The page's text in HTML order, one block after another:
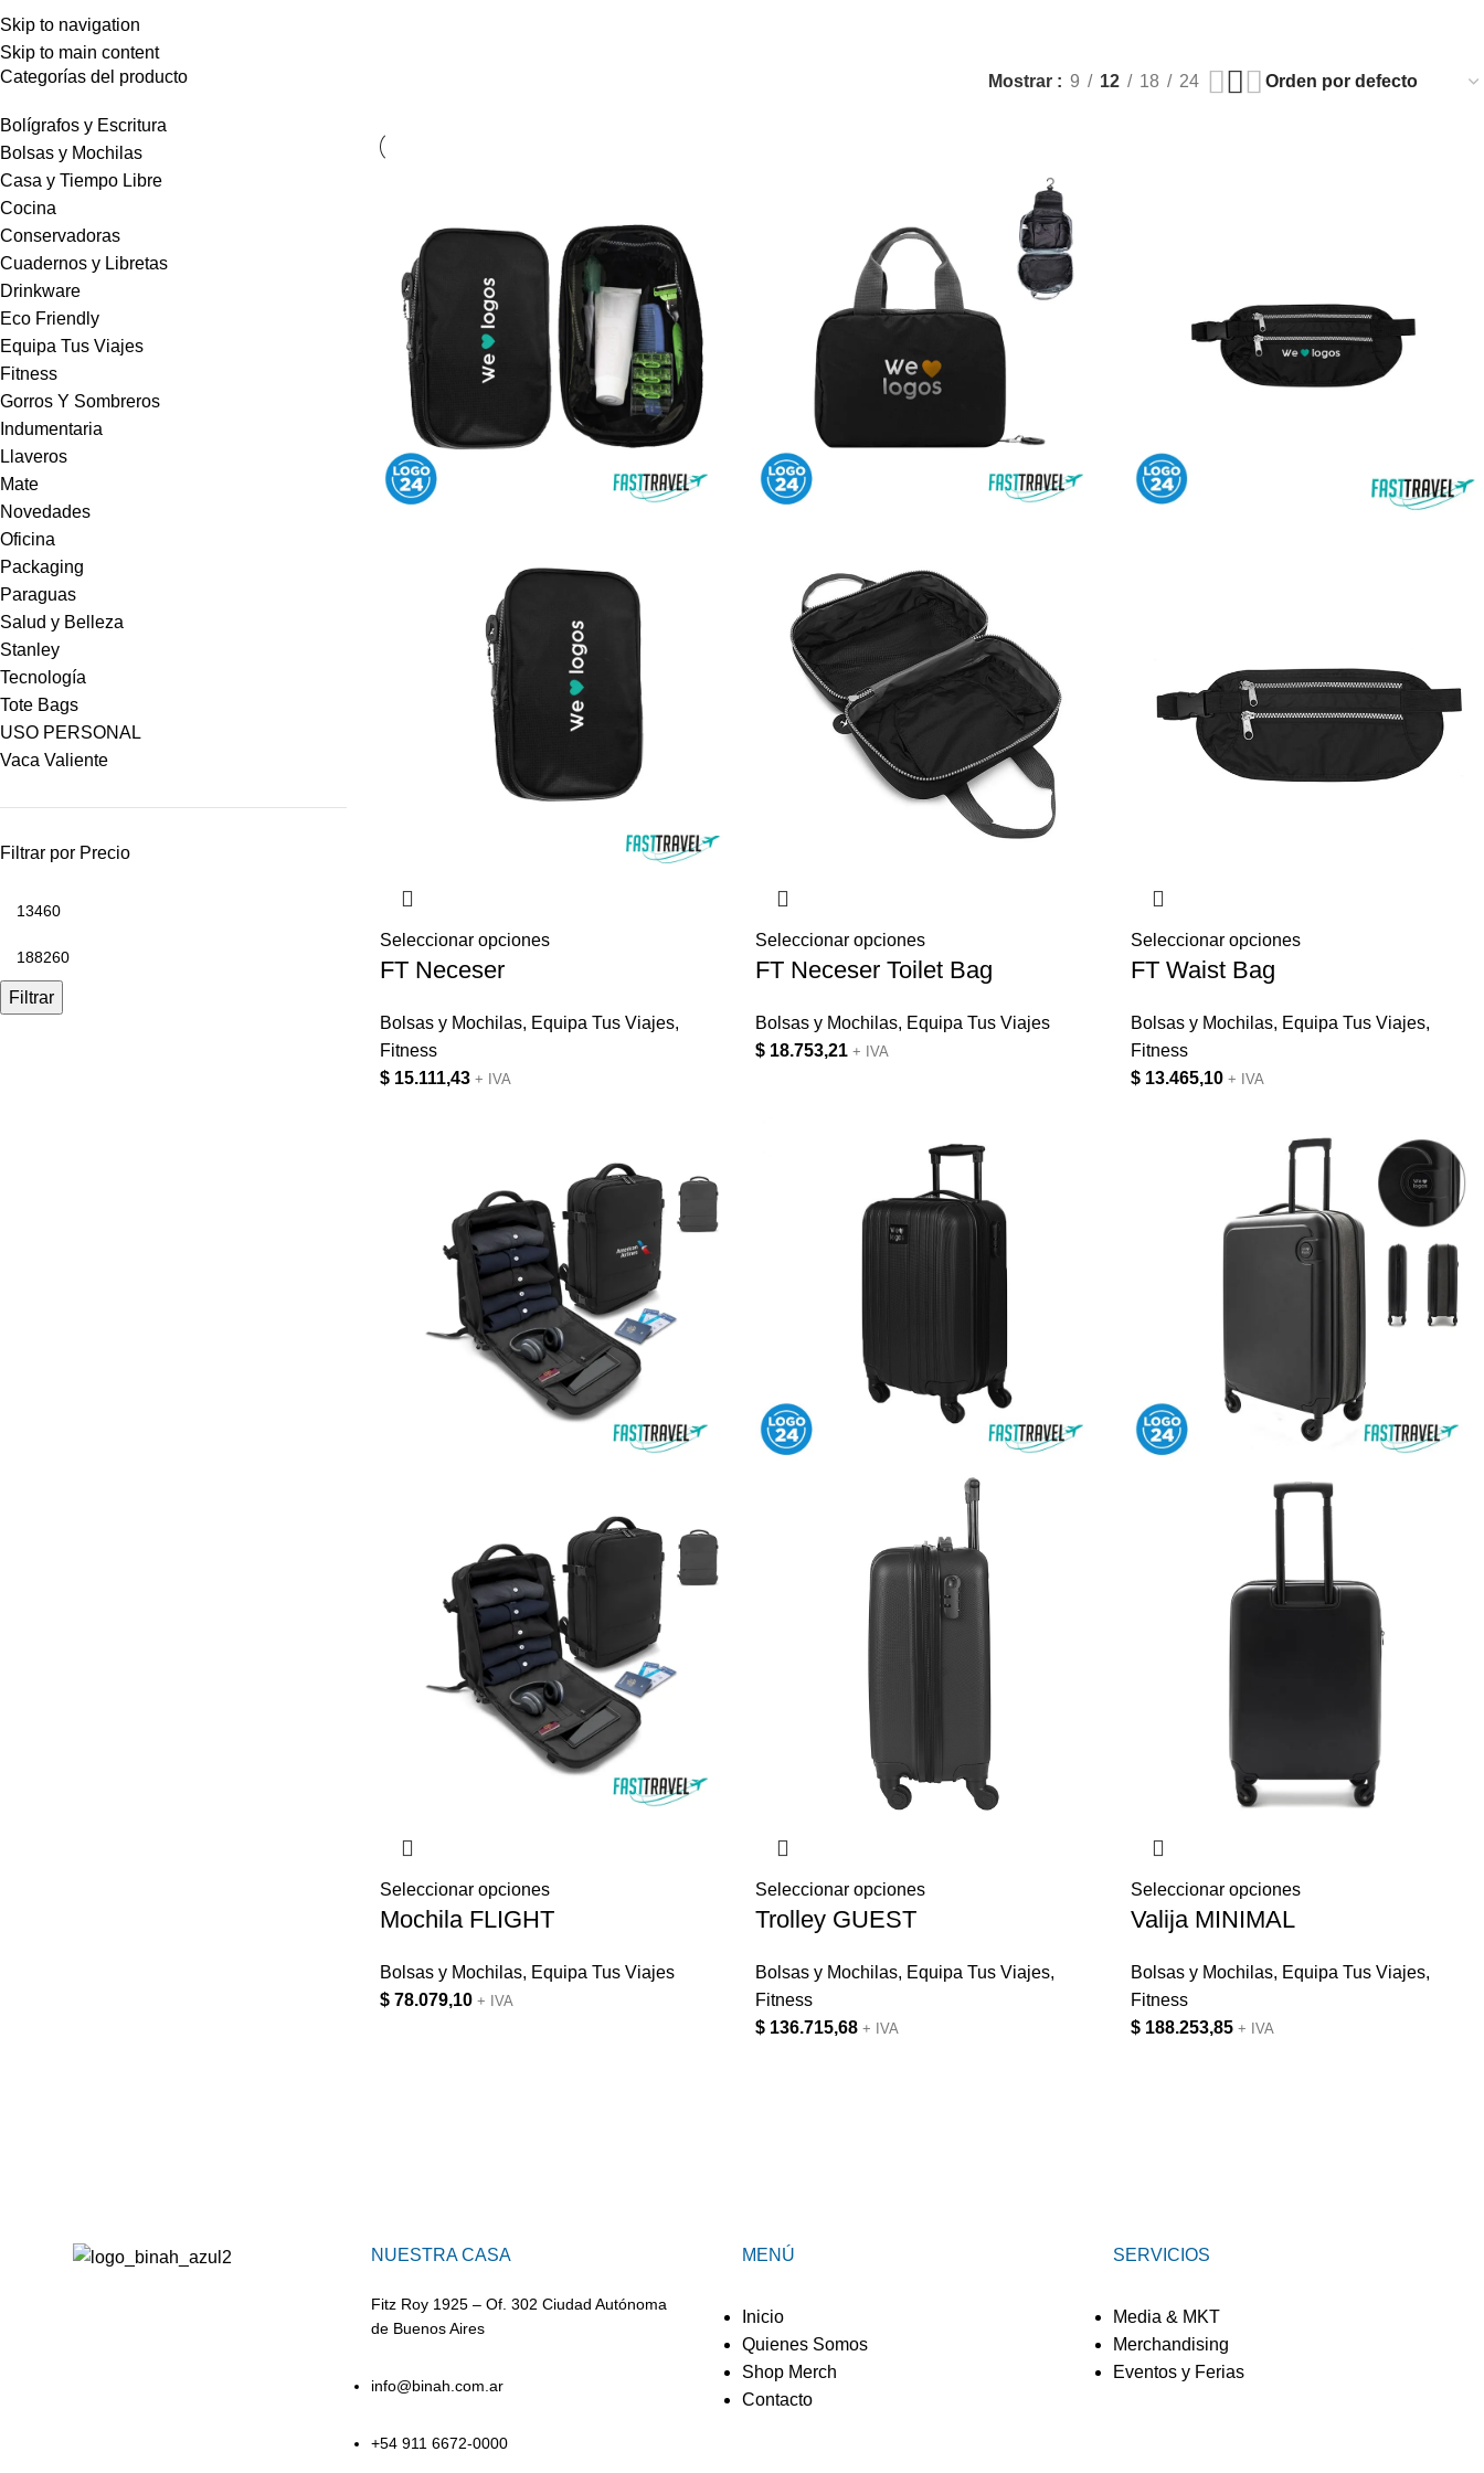
Skip to navigation
Skip to main content
Fasttravel
Categorías del producto
Bolígrafos y Escritura
Bolsas y Mochilas
Casa y Tiempo Libre
Cocina
Conservadoras
Cuadernos y Libretas
Drinkware
Eco Friendly
Equipa Tus Viajes
Fitness
Gorros Y Sombreros
Indumentaria
Llaveros
Mate
Novedades
Oficina
Packaging
Paraguas
Salud y Belleza
Stanley
Tecnología
Tote Bags
USO PERSONAL
Vaca Valiente
Filtrar por Precio
Filtrar
Mostrar 9 12 18 24
Seleccionar opciones
FT Neceser
Bolsas y Mochilas, Equipa Tus Viajes,
Fitness
$15.111,43 + IVA
Seleccionar opciones
FT Neceser Toilet Bag
Bolsas y Mochilas, Equipa Tus Viajes
$18.753,21 + IVA
Seleccionar opciones
FT Waist Bag
Bolsas y Mochilas, Equipa Tus Viajes,
Fitness
$13.465,10 + IVA
Seleccionar opciones
Mochila FLIGHT
Bolsas y Mochilas, Equipa Tus Viajes
$78.079,10 + IVA
Seleccionar opciones
Trolley GUEST
Bolsas y Mochilas, Equipa Tus Viajes,
Fitness
$136.715,68 + IVA
Seleccionar opciones
Valija MINIMAL
Bolsas y Mochilas, Equipa Tus Viajes,
Fitness
$188.253,85 + IVA
NUESTRA CASA
Fitz Roy 1925 – Of. 302 Ciudad Autónoma
de Buenos Aires
info@binah.com.ar
+54 911 6672-0000
MENÚ
Inicio
Quienes Somos
Shop Merch
Contacto
SERVICIOS
Media & MKT
Merchandising
Eventos y Ferias